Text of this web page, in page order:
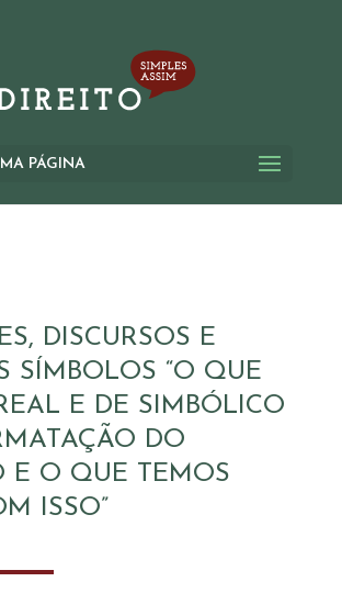
PÁGINA
DISCURSOS E
SÍMBOLOS “O QUE
E DE SIMBÓLICO
DO
E O QUE TEMOS
ISSO”